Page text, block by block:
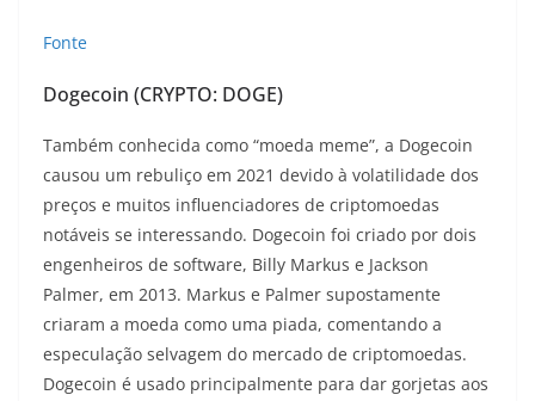
Fonte
Dogecoin (CRYPTO: DOGE)
Também conhecida como “moeda meme”, a Dogecoin
causou um rebuliço em 2021 devido à volatilidade dos
preços e muitos influenciadores de criptomoedas
notáveis ​​se interessando. Dogecoin foi criado por dois
engenheiros de software, Billy Markus e Jackson
Palmer, em 2013. Markus e Palmer supostamente
criaram a moeda como uma piada, comentando a
especulação selvagem do mercado de criptomoedas.
Dogecoin é usado principalmente para dar gorjetas aos